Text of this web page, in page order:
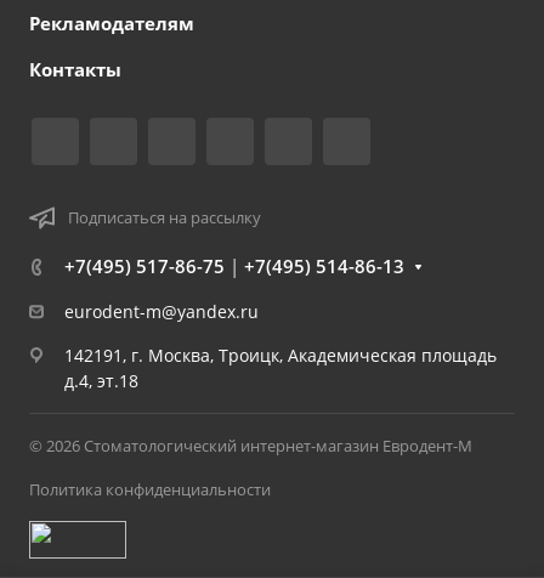
Рекламодателям
Контакты
Подписаться на рассылку
+7(495) 517-86-75 | +7(495) 514-86-13
eurodent-m@yandex.ru
142191, г. Москва, Троицк, Академическая площадь
д.4, эт.18
© 2026 Стоматологический интернет-магазин Евродент-М
Политика конфиденциальности